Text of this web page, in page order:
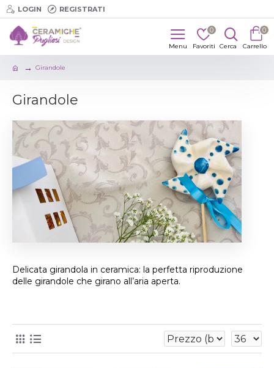
LOGIN REGISTRATI
0 0
Girandole
Girandole
Delicata girandola in ceramica: la perfetta riproduzione
delle girandole che girano all’aria aperta.